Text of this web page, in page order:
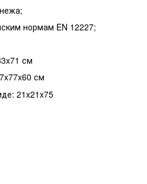
нормам EN 12227;
см
см
21x21x75